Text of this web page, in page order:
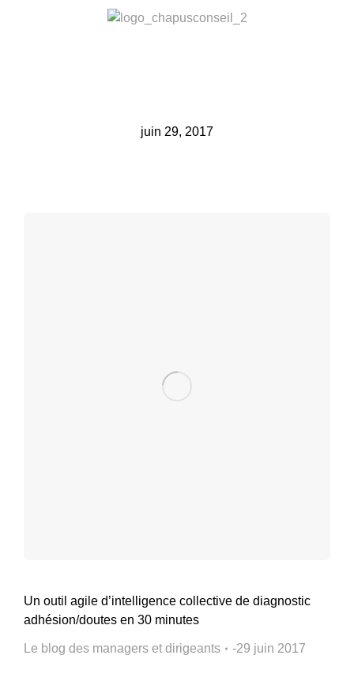
juin 29, 2017
Un outil agile d’intelligence collective de diagnostic
adhésion/doutes en 30 minutes
Le blog des managers et dirigeants 29 juin 2017